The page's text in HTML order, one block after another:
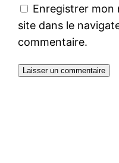
Enregistrer mon
site dans le
commentaire.